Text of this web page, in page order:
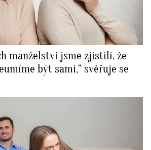
manželství jsme zjistili, že
být sami,“ svěřuje se